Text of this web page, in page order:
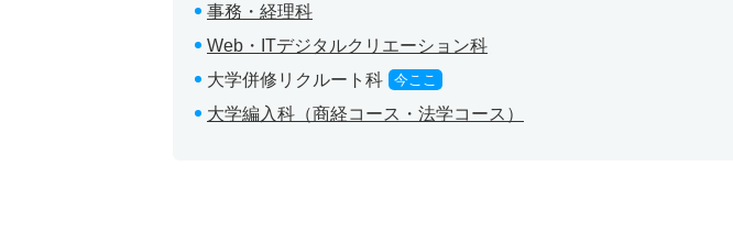
事務・経理科
Web・ITデジタルクリエーション科
大学併修リクルート科
今ここ
大学編入科（商経コース・法学コース）